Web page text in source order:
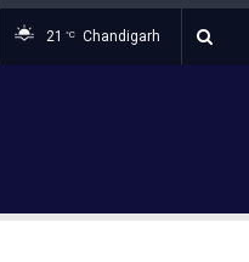
21 °C Chandigarh